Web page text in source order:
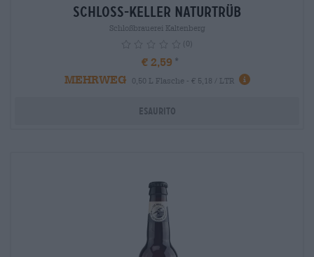
Schloss-Keller naturtrüb
Schloßbrauerei Kaltenberg
(0)
€ 2,59
MEHRWEG
0,50 L Flasche - € 5,18 / LTR info
Esaurito